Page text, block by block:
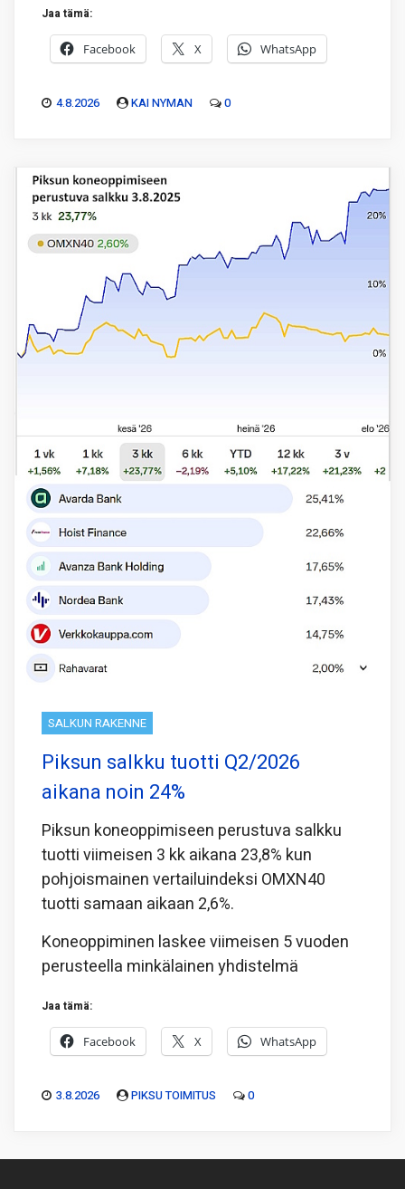
Jaa tämä:
Facebook X WhatsApp
4.8.2026 KAI NYMAN 0
SALKUN RAKENNE
Piksun salkku tuotti Q2/2026
aikana noin 24%
Piksun koneoppimiseen perustuva salkku
tuotti viimeisen 3 kk aikana 23,8% kun
pohjoismainen vertailuindeksi OMXN40
tuotti samaan aikaan 2,6%.
Koneoppiminen laskee viimeisen 5 vuoden
perusteella minkälainen yhdistelmä
Jaa tämä:
Facebook X WhatsApp
3.8.2026 PIKSU TOIMITUS 0